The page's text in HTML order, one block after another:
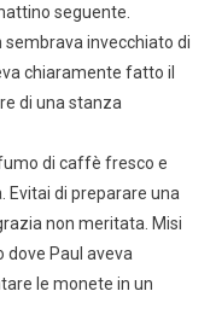
seguente.
sembrava invecchiato di
chiaramente fatto il
di una stanza
di caffè fresco e
Evitai di preparare una
non meritata. Misi
Paul aveva
le monete in un